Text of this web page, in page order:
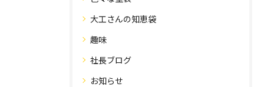
大工さんの知恵袋
趣味
社長ブログ
お知らせ